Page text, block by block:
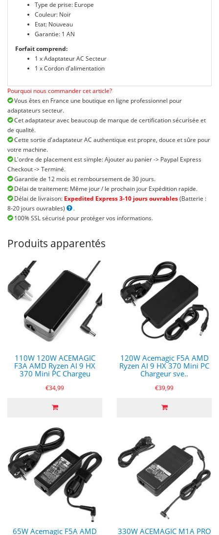
Type de prise: Europe
Couleur: Noir
Etat: Nouveau
Garantie: 1 AN
Forfait comprend:
1 x Adaptateur AC Secteur
1 x Cordon d'alimentation
Pourquoi nous commander cet article?
Vous êtes en France une boutique en ligne professionnel pour
adaptateurs secteur.
Cet adaptateur avec beaucoup de marque de certification sécurisée et
de qualité.
Cette sortie d'adaptateur AC authentique est propre, douce et sûre pour
votre machine.
L'ordre de placement est simple: Ajouter au panier -> Paypal Express
Checkout -> Terminé.
Garantie de 12 mois et remboursement de 30 jours.
Délai de traitement: Même jour / le prochain jour Expédition rapide.
Délai de livraison: Expedited Express 3-10 jours ouvrables(Batterie :
8-20 jours ouvrables)
.
100% SSL sécurisé pour protéger vos informations.
Produits apparentés
110W 120W ACEMAGIC
F3A AMD Ryzen AI 9 HX
370 Mini PC Chargeu
€34,99
120W Acemagic F5A AMD
Ryzen AI 9 HX 370 Mini PC
Chargeur sve..
€39,99
65W Acemagic F5A AMD
330W ACEMAGIC M1A PRO